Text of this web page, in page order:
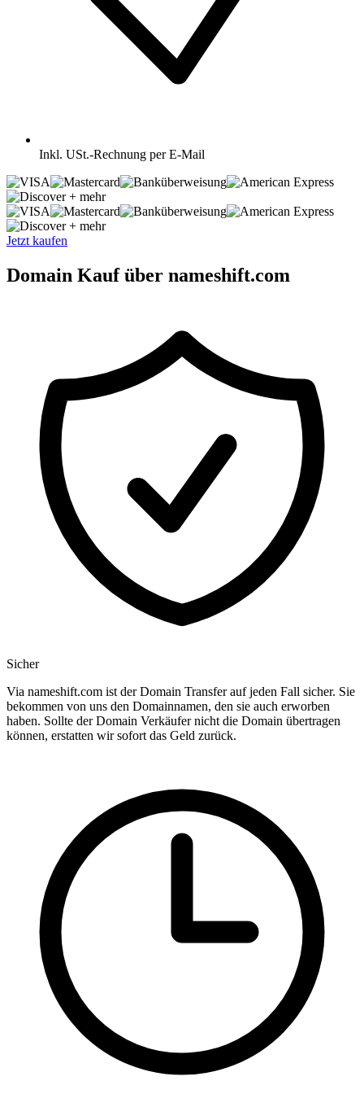
Inkl. USt.-Rechnung per E-Mail
+ mehr
+ mehr
Jetzt kaufen
Domain Kauf über nameshift.com
Sicher
Via nameshift.com ist der Domain Transfer auf jeden Fall sicher. Sie
bekommen von uns den Domainnamen, den sie auch erworben
haben. Sollte der Domain Verkäufer nicht die Domain übertragen
können, erstatten wir sofort das Geld zurück.